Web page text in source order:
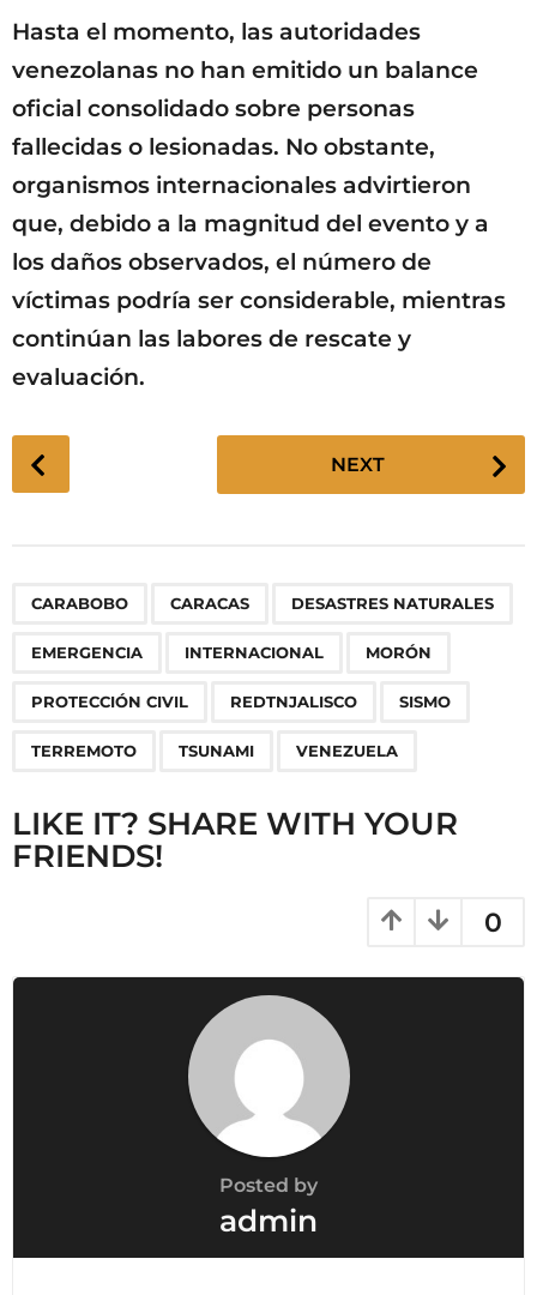
Hasta el momento, las autoridades
venezolanas no han emitido un balance
oficial consolidado sobre personas
fallecidas o lesionadas. No obstante,
organismos internacionales advirtieron
que, debido a la magnitud del evento y a
los daños observados, el número de
víctimas podría ser considerable, mientras
continúan las labores de rescate y
evaluación.
P
o
i
o
n
NEXT
CARABOBO CARACAS DESASTRES NATURALES
EMERGENCIA INTERNACIONAL MORÓN
PROTECCIÓN CIVIL REDTNJALISCO SISMO
TERREMOTO TSUNAMI VENEZUELA
LIKE IT? SHARE WITH YOUR
FRIENDS!
0
Posted by
admin